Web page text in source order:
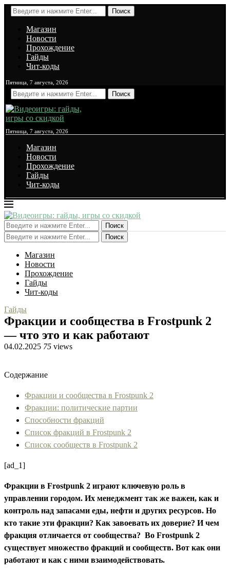
Поиск
Магазин
Новости
Прохождение
Гайды
Чит-коды
Пятница, 7 августа, 2026
Поиск
Пятница, 7 августа, 2026
Магазин
Новости
Прохождение
Гайды
Чит-коды
Поиск
Поиск
Магазин
Новости
Прохождение
Гайды
Чит-коды
Гайды
Фракции и сообщества в Frostpunk 2
— что это и как работают
04.02.2025 75 views
Содержание
Фракции и сообщества в Frostpunk 2
Фракции: политические партии
Способности фракций
Список фракций в Frostpunk 2
Список сообществ в Frostpunk 2
[ad_1]
Фракции в Frostpunk 2 играют ключевую роль в
управлении городом. Их менеджмент так же важен, как и
контроль над запасами еды, нефти и других ресурсов. Но
кто такие эти фракции? Как завоевать их доверие? И чем
фракция отличается от сообщества? Во Frostpunk 2
существует множество фракций и сообществ. Вот как они
работают и как с ними взаимодействовать.